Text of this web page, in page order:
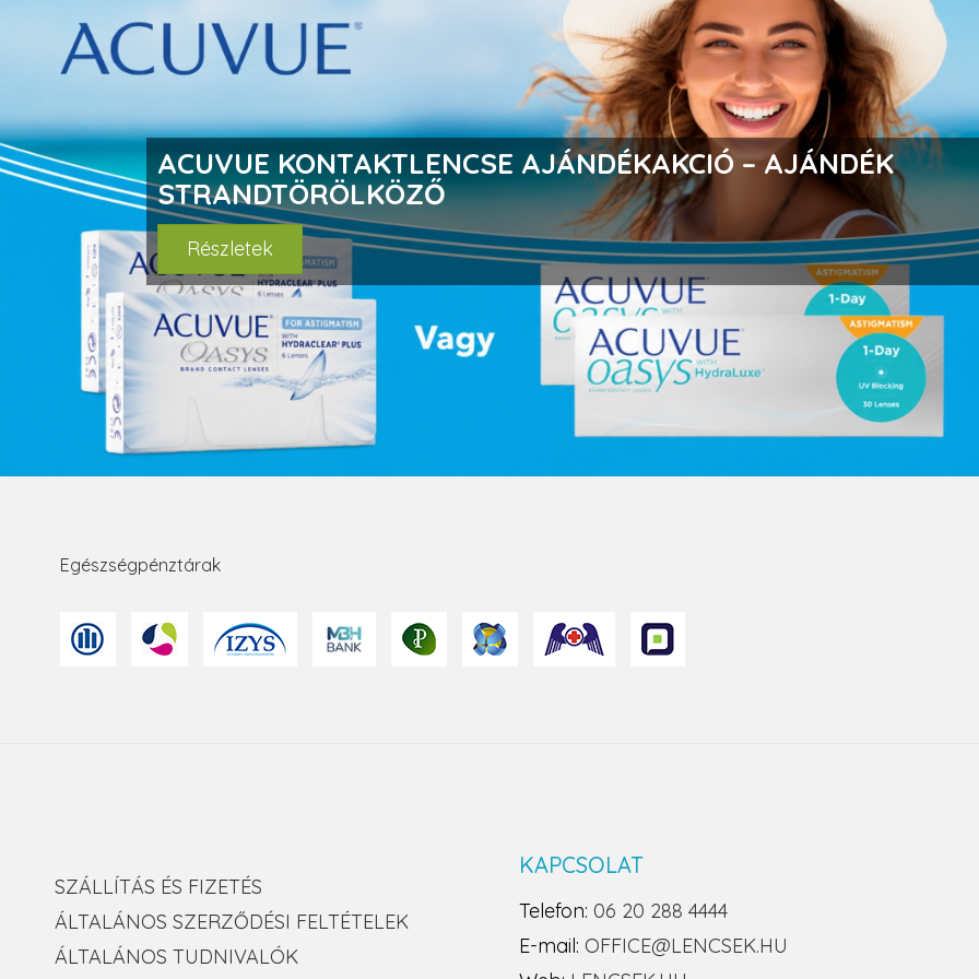
AQUIRIS KONTAKTLENCSE AKCIÓ
MOST NAPSZEMÜVEG KEDVEZMÉNNYEL
Részletek
Egészségpénztárak
SZÁLLÍTÁS ÉS FIZETÉS
ÁLTALÁNOS SZERZŐDÉSI FELTÉTELEK
ÁLTALÁNOS TUDNIVALÓK
KAPCSOLAT
Telefon: 06 20 288 4444
E-mail: OFFICE@LENCSEK.HU